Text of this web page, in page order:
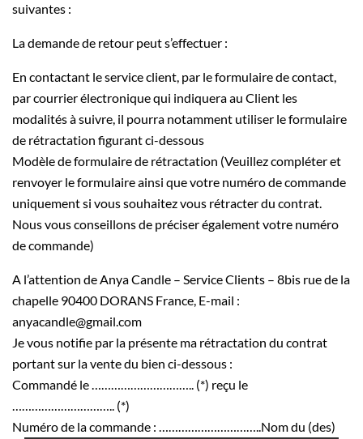
suivantes :
La demande de retour peut s’effectuer :
En contactant le service client, par le formulaire de contact,
par courrier électronique qui indiquera au Client les
modalités à suivre, il pourra notamment utiliser le formulaire
de rétractation figurant ci-dessous
Modèle de formulaire de rétractation (Veuillez compléter et
renvoyer le formulaire ainsi que votre numéro de commande
uniquement si vous souhaitez vous rétracter du contrat.
Nous vous conseillons de préciser également votre numéro
de commande)
A l’attention de Anya Candle – Service Clients – 8bis rue de la
chapelle 90400 DORANS France, E-mail :
anyacandle@gmail.com
Je vous notifie par la présente ma rétractation du contrat
portant sur la vente du bien ci-dessous :
Commandé le ………………………….. (*) reçu le
………………………….. (*)
Numéro de la commande : …………………………..Nom du (des)